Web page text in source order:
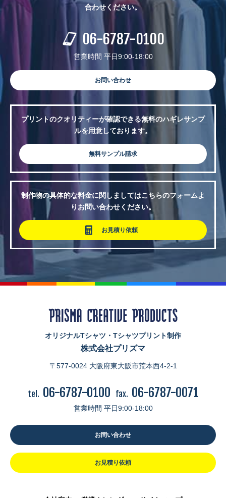
合わせください。
06-6787-0100
営業時間 平日9:00-18:00
お問い合わせ
プリントのクオリティーが確認できる無料のハギレサンプ
ルを用意しております。
無料サンプル請求
制作物の具体的な料金に関しましてはこちらのフォームよ
りお問い合わせください。
お見積り依頼
オリジナルTシャツ・Tシャツプリント制作
株式会社プリズマ
〒577-0024 大阪府東大阪市荒本西4-2-1
tel. 06-6787-0100 fax. 06-6787-0071
営業時間 平日9:00-18:00
お問い合わせ
お見積り依頼